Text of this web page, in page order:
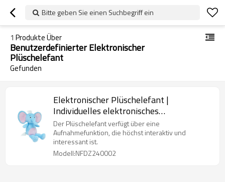
Bitte geben Sie einen Suchbegriff ein
1 Produkte Über
Benutzerdefinierter Elektronischer
Plüschelefant
Gefunden
Elektronischer Plüschelefant |
Individuelles elektronisches
Plüschspielzeug | Schallplatten- und
Bewegungsspielzeug
Der Plüschelefant verfügt über eine
Aufnahmefunktion, die höchst interaktiv und
interessant ist.
Modell:NFDZ240002